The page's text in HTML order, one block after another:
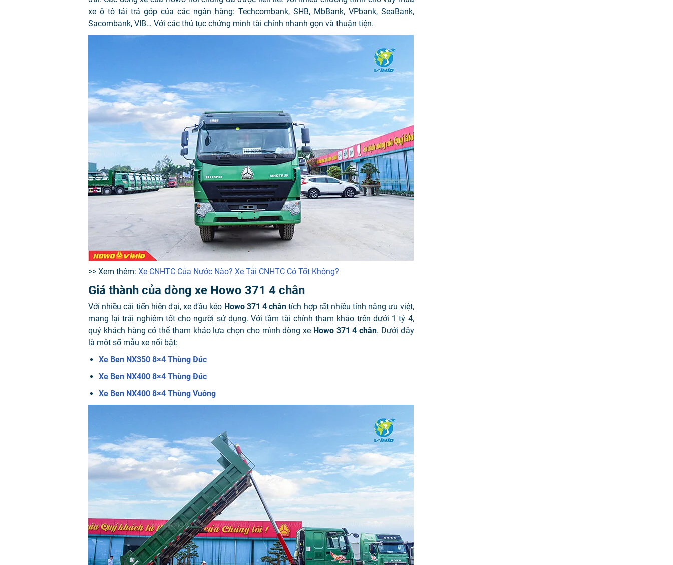
xe ô tô tải trả góp của các ngân hàng: Techcombank, SHB, MbBank, VPbank, SeaBank,
Sacombank, VIB… Với các thủ tục chứng minh tài chính nhanh gọn và thuận tiện.
>> Xem thêm: Xe CNHTC Của Nước Nào? Xe Tải CNHTC Có Tốt Không?
Giá thành của dòng xe Howo 371 4 chân
Với nhiều cải tiến hiện đại, xe đầu kéo Howo 371 4 chân tích hợp rất nhiều tính năng ưu việt,
mang lại trải nghiệm tốt cho người sử dụng. Với tầm tài chính tham khảo trên dưới 1 tỷ 4,
quý khách hàng có thể tham khảo lựa chọn cho mình dòng xe Howo 371 4 chân. Dưới đây
là một số mẫu xe nổi bật:
Xe Ben NX350 8×4 Thùng Đúc
Xe Ben NX400 8×4 Thùng Đúc
Xe Ben NX400 8×4 Thùng Vuông